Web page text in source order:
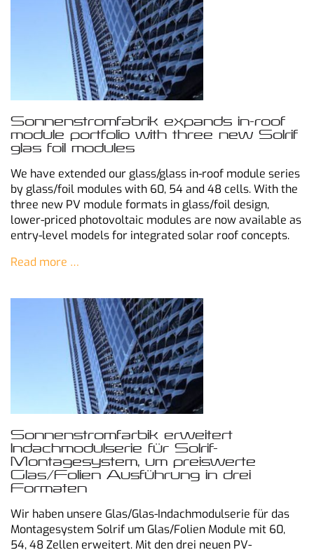
Sonnenstromfabrik expands in-roof
module portfolio with three new Solrif
glas foil modules
We have extended our glass/glass in-roof module series
by glass/foil modules with 60, 54 and 48 cells. With the
three new PV module formats in glass/foil design,
lower-priced photovoltaic modules are now available as
entry-level models for integrated solar roof concepts.
Read more …
Sonnenstromfarbik erweitert
Indachmodulserie für Solrif-
Montagesystem, um preiswerte
Glas/Folien Ausführung in drei
Formaten
Wir haben unsere Glas/Glas-Indachmodulserie für das
Montagesystem Solrif um Glas/Folien Module mit 60,
54, 48 Zellen erweitert. Mit den drei neuen PV-